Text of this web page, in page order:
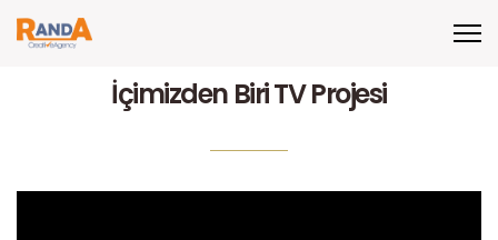
İçimizden Biri TV Projesi